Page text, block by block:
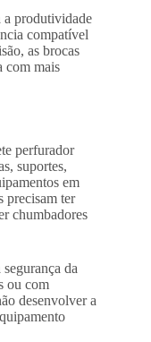
a produtividade
compatível
as brocas
com mais
perfurador
suportes,
em
precisam ter
chumbadores
da
ou com
desenvolver a